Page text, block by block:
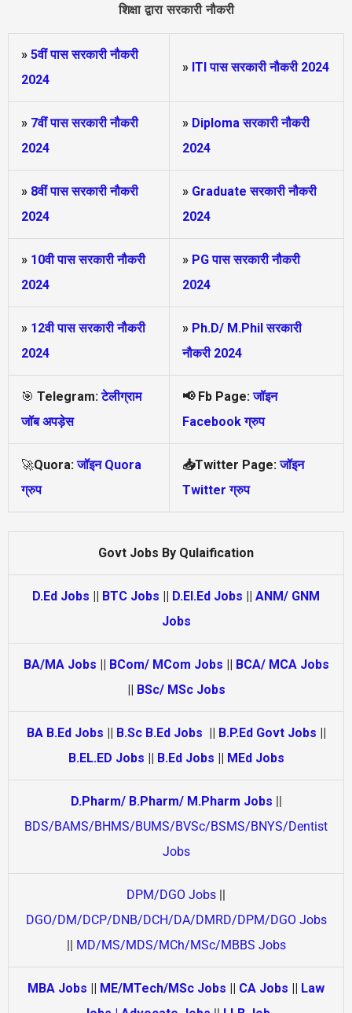
शिक्षा द्वारा सरकारी नौकरी
» 5वीं पास सरकारी नौकरी
2024
» ITI पास सरकारी नौकरी 2024
» 7वीं पास सरकारी नौकरी
2024
» Diploma सरकारी नौकरी
2024
» 8वीं पास सरकारी नौकरी
2024
» Graduate सरकारी नौकरी
2024
» 10वी पास सरकारी नौकरी
2024
» PG पास सरकारी नौकरी
2024
» 12वी पास सरकारी नौकरी
2024
» Ph.D/ M.Phil सरकारी
नौकरी 2024
🎯 Telegram: टेलीग्राम
जॉब अपड़ेस
📢 Fb Page:जॉइन
Facebook ग्रुप
🚀Quora:जॉइन Quora
ग्रुप
📥Twitter Page:जॉइन
Twitter ग्रुप
Govt Jobs By Qulaification
D.Ed Jobs || BTC Jobs || D.El.Ed Jobs || ANM/ GNM
Jobs
BA/MA Jobs || BCom/ MCom Jobs || BCA/ MCA Jobs
|| BSc/ MSc Jobs
BA B.Ed Jobs || B.Sc B.Ed Jobs || B.P.Ed Govt Jobs ||
B.EL.ED Jobs || B.Ed Jobs || MEd Jobs
D.Pharm/ B.Pharm/ M.Pharm Jobs ||
BDS/BAMS/BHMS/BUMS/BVSc/BSMS/BNYS/Dentist
Jobs
DPM/DGO Jobs ||
DGO/DM/DCP/DNB/DCH/DA/DMRD/DPM/DGO Jobs
|| MD/MS/MDS/MCh/MSc/MBBS Jobs
MBA Jobs || ME/MTech/MSc Jobs || CA Jobs || Law